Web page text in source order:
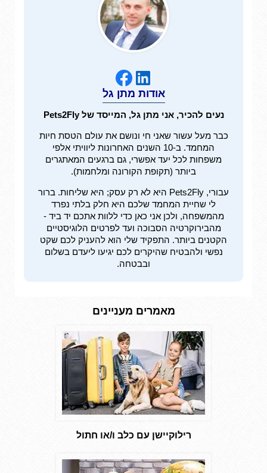
אודות מתן גל
נעים להכיר, אני מתן גל, המייסד של Pets2Fly
כבר מעל עשור שאני חי ונושם את עולם הטסת חיות
המחמד. ב-10 השנים האחרונות ליוויתי אלפי
משפחות לכל יעד אפשרי, גם ברגעים המאתגרים
ביותר (תקופת הקורונה ומלחמות).
עבורי, Pets2Fly היא לא רק עסק; היא שליחות. ברור
לי שחיית המחמד שלכם היא חלק בלתי נפרד
מהמשפחה, ולכן אני כאן כדי ללוות אתכם יד ביד -
מהבירוקרטיה הסבוכה ועד לפרטים הלוגיסטיים
הקטנים ביותר. התפקיד שלי הוא להעניק לכם שקט
נפשי ולהבטיח שהיקרים לכם יגיעו ליעדם בשלום
ובבטחה.
מאמרים מעניינים
רילוקיישן עם כלב ו/או חתול